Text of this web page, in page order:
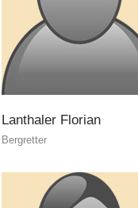
Appartenenza
Lanthaler Florian
Bergretter